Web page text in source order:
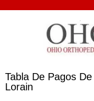
Tabla De Pagos
Lorain